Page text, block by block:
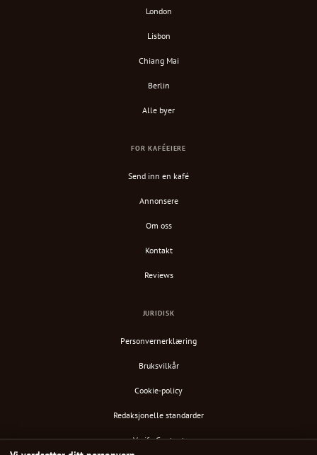
London
Lisbon
Chiang Mai
Berlin
Alle byer
FOR KAFÉEIERE
Send inn en kafé
Annonsere
Om oss
Kontakt
Reviews
JURIDISK
Personvernerklæring
Bruksvilkår
Cookie-policy
Redaksjonelle standarder
Verify Content